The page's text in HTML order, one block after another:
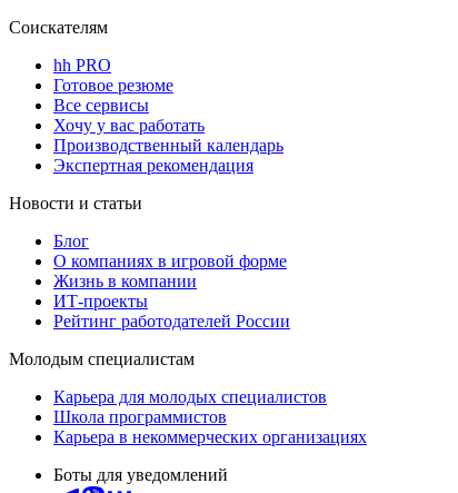
Соискателям
hh PRO
Готовое резюме
Все сервисы
Хочу у вас работать
Производственный календарь
Экспертная рекомендация
Новости и статьи
Блог
О компаниях в игровой форме
Жизнь в компании
ИТ-проекты
Рейтинг работодателей России
Молодым специалистам
Карьера для молодых специалистов
Школа программистов
Карьера в некоммерческих организациях
Боты для уведомлений